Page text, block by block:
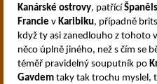
Kanárské ostrovy, patřící
Francie v Karibiku, případně
když ty asi zanedlouho z tohoto
něco úplně jiného, než s čím se
téměř pravidelný souputník po
Gavdem taky tak trochu myslel,